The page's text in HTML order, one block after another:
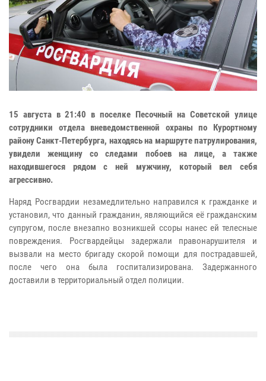
15 августа в 21:40 в поселке Песочный на Советской улице
сотрудники отдела вневедомственной охраны по Курортному
району Санкт-Петербурга, находясь на маршруте патрулирования,
увидели женщину со следами побоев на лице, а также
находившегося рядом с ней мужчину, который вел себя
агрессивно.
Наряд Росгвардии незамедлительно направился к гражданке и
установил, что данный гражданин, являющийся её гражданским
супругом, после внезапно возникшей ссоры нанес ей телесные
повреждения. Росгвардейцы задержали правонарушителя и
вызвали на место бригаду скорой помощи для пострадавшей,
после чего она была госпитализирована. Задержанного
доставили в территориальный отдел полиции.